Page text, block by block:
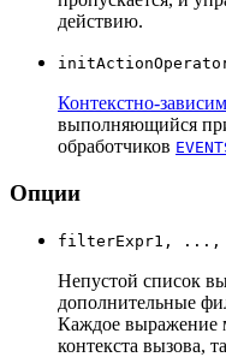
действию.
Контекстно-
выполняющийся
обработчиков
Опции
filterExpr1, ...,
Непустой список
дополнительные
Каждое выражение
контекста вызова,